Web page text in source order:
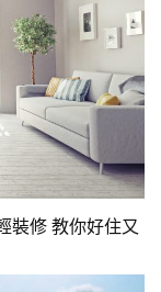
裝修 教你好住又